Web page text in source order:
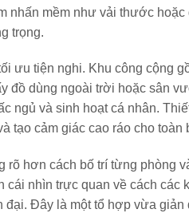
nhấn mềm như vải thước
trọng.
ưu tiện nghi. Khu công cộng
đồ dùng ngoài trời hoặc sân
ngủ và sinh hoạt cá nhân.
tạo cảm giác cao ráo cho toàn
rõ hơn cách bố trí từng phòng
nhìn trực quan về cách các
Đây là một tổ hợp vừa